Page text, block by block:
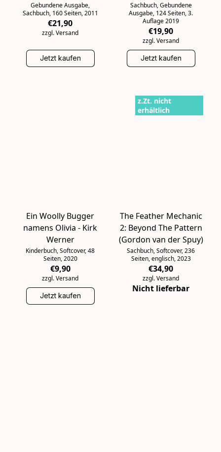
Gebundene Ausgabe,
Sachbuch, 160 Seiten, 2011
€21,90
zzgl. Versand
Jetzt kaufen
Sachbuch, Gebundene
Ausgabe, 124 Seiten, 3.
Auflage 2019
€19,90
zzgl. Versand
Jetzt kaufen
Ein Woolly Bugger
namens Olivia - Kirk
Werner
Kinderbuch, Softcover, 48
Seiten, 2020
€9,90
zzgl. Versand
Jetzt kaufen
z.Zt. nicht
erhältlich
The Feather Mechanic
2: Beyond The Pattern
(Gordon van der Spuy)
Sachbuch, Softcover, 236
Seiten, englisch, 2023
€34,90
zzgl. Versand
Nicht lieferbar